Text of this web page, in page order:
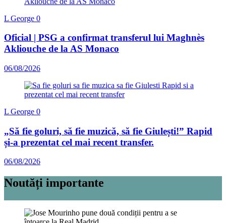
L George 0
Oficial | PSG a confirmat transferul lui Maghnès
Akliouche de la AS Monaco
06/08/2026
L George 0
„Să fie goluri, să fie muzică, să fie Giulești!” Rapid
și-a prezentat cel mai recent transfer.
06/08/2026
Noutăți importante